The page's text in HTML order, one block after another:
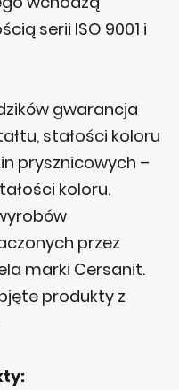
serii ISO 9001 i
gwarancja
stałości koloru
prysznicowych –
koloru.
przez
marki Cersanit.
produkty z